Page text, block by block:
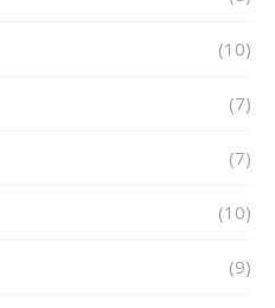
(10)
(7)
(7)
(10)
(9)